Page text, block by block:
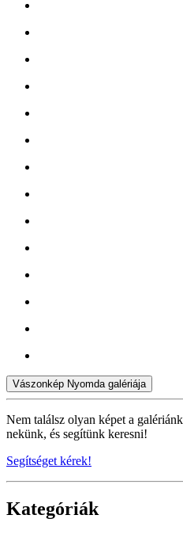
Vászonkép Nyomda galériája
Nem találsz olyan képet a
nekünk, és segítünk keresni!
Segítséget kérek!
Kategóriák